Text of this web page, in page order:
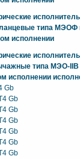
типа МЭОФ
исполнении
типа МЭО-IIB
исполнении
Gb
Gb
Gb
Gb
Gb
Gb
Gb